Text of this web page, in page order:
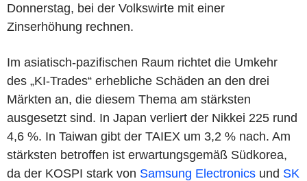
Donnerstag, bei der Volkswirte mit einer
Zinserhöhung rechnen.
Im asiatisch-pazifischen Raum richtet die Umkehr
des „KI-Trades“ erhebliche Schäden an den drei
Märkten an, die diesem Thema am stärksten
ausgesetzt sind. In Japan verliert der Nikkei 225 rund
4,6 %. In Taiwan gibt der TAIEX um 3,2 % nach. Am
stärksten betroffen ist erwartungsgemäß Südkorea,
da der KOSPI stark von Samsung Electronics und SK